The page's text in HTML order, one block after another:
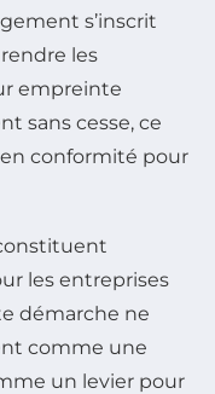
s’inscrit
les
empreinte
sans cesse, ce
conformité pour
les entreprises
démarche ne
comme une
un levier pour